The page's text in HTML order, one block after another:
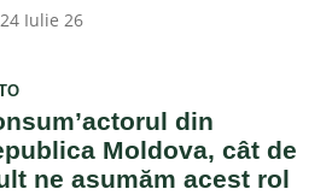
24 Iulie 26
din
Moldova, cât de
ne asumăm acest rol